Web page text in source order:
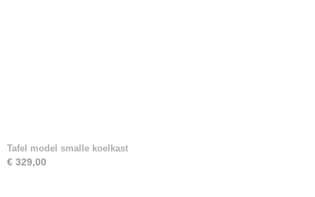
Tafel model smalle koelkast
€ 329,00